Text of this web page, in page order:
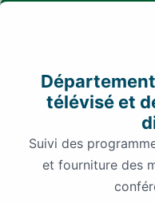
télévisé et
Suivi des
et fourniture des